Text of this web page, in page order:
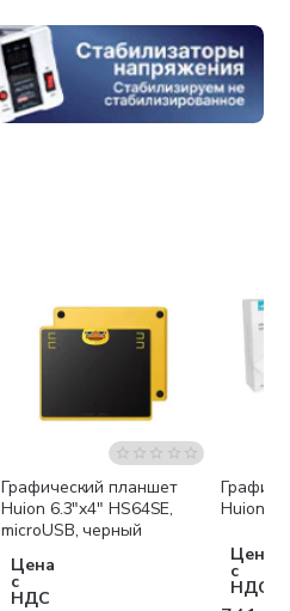
Графический планшет
Huion 6.3"x4" HS64SE,
microUSB, черный
Цена
с
НДС
Huion
Цена
с
НДС